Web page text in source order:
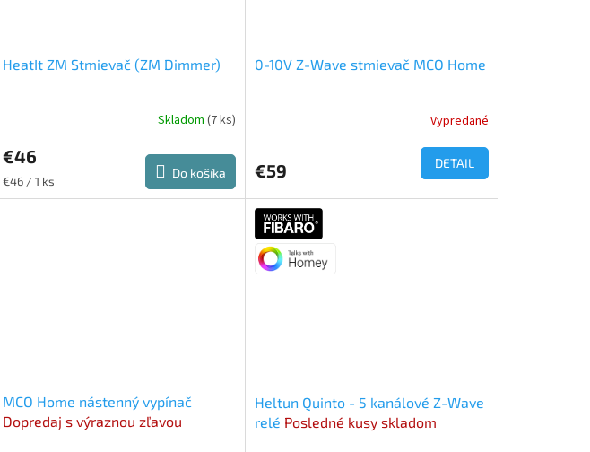
HeatIt ZM Stmievač (ZM Dimmer)
Skladom (7 ks)
€46
Jednotková
cena:
€46 / 1 ks
Do košíka
0-10V Z-Wave stmievač MCO Home
Vypredané
€59 DETAIL
MCO Home nástenný vypínač
Dopredaj s výraznou zľavou
Heltun Quinto - 5 kanálové Z-Wave
relé Posledné kusy skladom